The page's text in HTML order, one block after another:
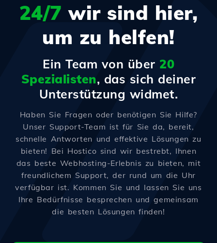
24/7 wir sind hier,
um zu helfen!
Ein Team von über 20
Spezialisten, das sich deiner
Unterstützung widmet.
Haben Sie Fragen oder benötigen Sie Hilfe?
Unser Support-Team ist für Sie da, bereit,
schnelle Antworten und effektive Lösungen zu
bieten! Bei Hostico sind wir bestrebt, Ihnen
das beste Webhosting-Erlebnis zu bieten, mit
freundlichem Support, der rund um die Uhr
verfügbar ist. Kommen Sie und lassen Sie uns
Ihre Bedürfnisse besprechen und gemeinsam
die besten Lösungen finden!